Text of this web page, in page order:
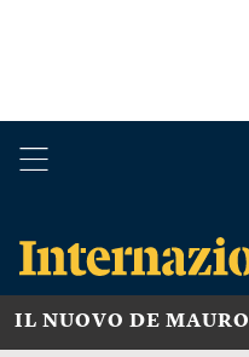
IL NUOVO DE MAURO